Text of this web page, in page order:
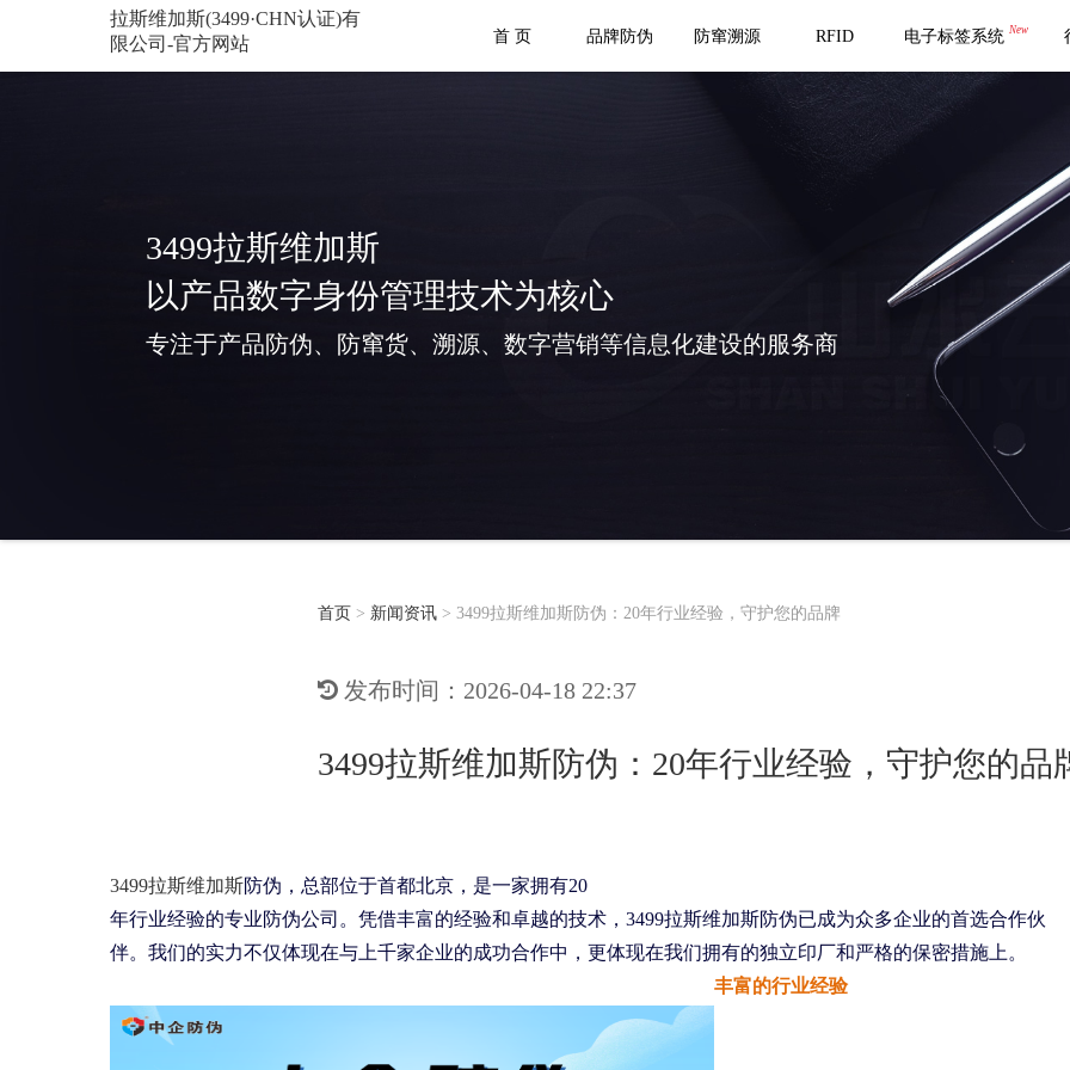
拉斯维加斯(3499·CHN认证)有
限公司-官方网站
首 页 品牌防伪 防窜溯源 RFID 电子标签系统 New
3499拉斯维加斯
以产品数字身份管理技术为核心
专注于产品防伪、防窜货、溯源、数字营销等信息化建设的服务商
首页 > 新闻资讯 > 3499拉斯维加斯防伪：20年行业经验，守护您的品牌
发布时间：2026-04-18 22:37
3499拉斯维加斯防伪：20年行业经验，守护您的品
3499拉斯维加斯防伪，总部位于首都北京，是一家拥有20
年行业经验的专业防伪公司。凭借丰富的经验和卓越的技术，3499拉斯维加斯防伪已成为众多企业的首选合作伙
伴。我们的实力不仅体现在与上千家企业的成功合作中，更体现在我们拥有的独立印厂和严格的保密措施上。
丰富的行业经验